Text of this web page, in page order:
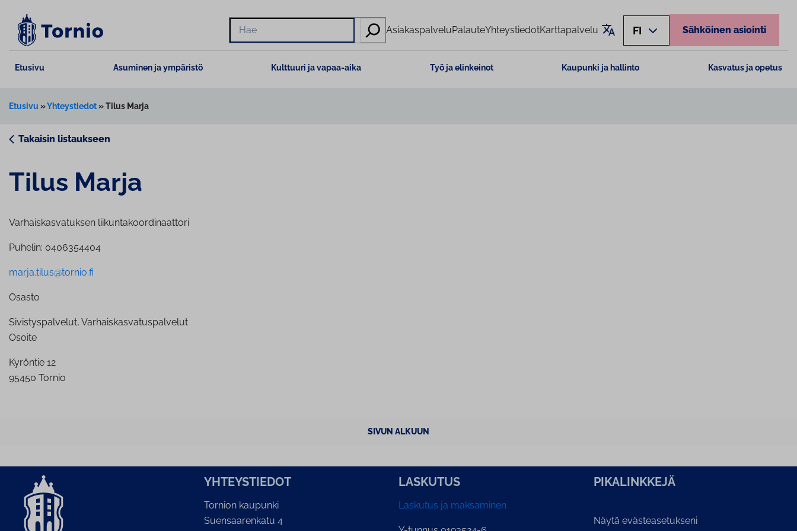
sisältöön
Hae
AsiakaspalveluPalauteYhteystiedotKarttapalvelu Käännä sivu
FI Sähköinen asiointi
Etusivu Asuminen ja ympäristö Kulttuuri ja vapaa-aika Työ ja elinkeinot Kaupunki ja hallinto Kasvatus ja opetus
Etusivu »Yhteystiedot»Tilus Marja
Takaisin listaukseen
Tilus Marja
Varhaiskasvatuksen liikuntakoordinaattori
Puhelin: 0406354404
marja.tilus@tornio.fi
Osasto
Sivistyspalvelut, Varhaiskasvatuspalvelut
Osoite
Kyröntie 12
95450 Tornio
SIVUN ALKUUN
YH­TEYS­TIE­DOT
Tornion kaupunki
Suensaarenkatu 4
LASKUTUS
Laskutus ja maksaminen
PI­KA­LINK­KE­JÄ
Näytä evästeasetukseni